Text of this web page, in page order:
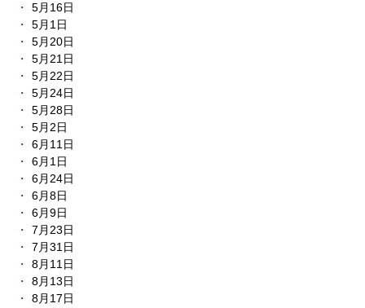
5月16日
5月1日
5月20日
5月21日
5月22日
5月24日
5月28日
5月2日
6月11日
6月1日
6月24日
6月8日
6月9日
7月23日
7月31日
8月11日
8月13日
8月17日